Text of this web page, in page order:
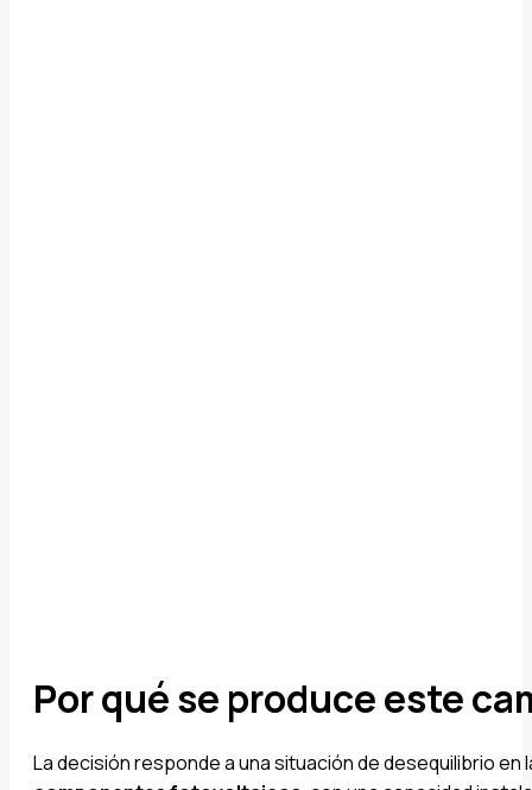
Por qué se produce este
La decisión responde a una situación de desequilibrio